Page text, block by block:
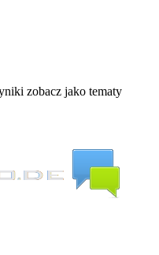
zobacz jako tematy